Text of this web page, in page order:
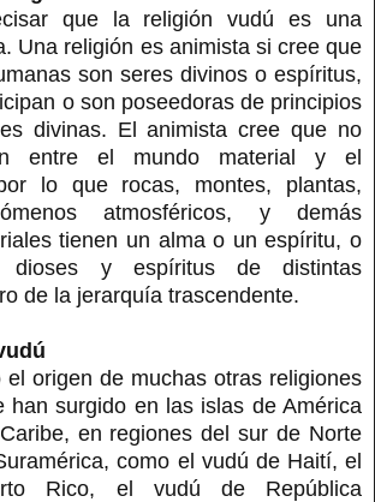
que la religión vudú es una
Una religión es animista si cree que
son seres divinos o espíritus,
o son poseedoras de principios
divinas. El animista cree que no
entre el mundo material y el
lo que rocas, montes, plantas,
atmosféricos, y demás
tienen un alma o un espíritu, o
dioses y espíritus de distintas
de la jerarquía trascendente.
el origen de muchas otras religiones
han surgido en las islas de América
en regiones del sur de Norte
como el vudú de Haití, el
Rico, el vudú de República